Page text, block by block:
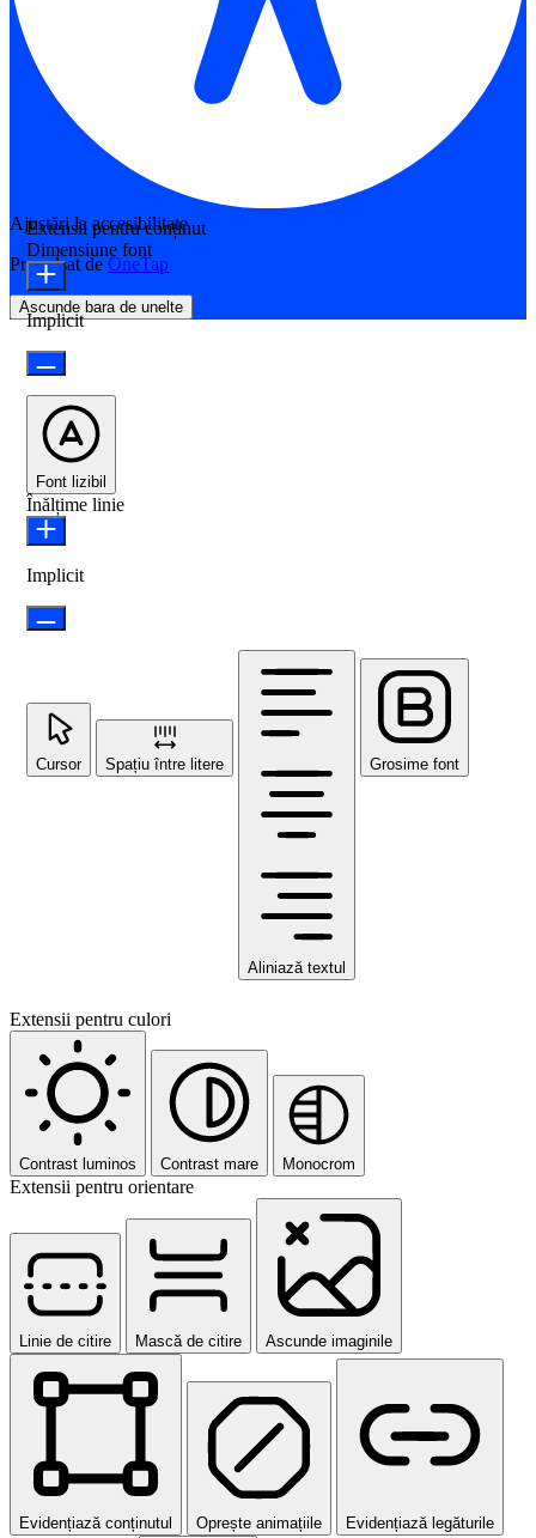
Ajustări la accesibilitate
Propulsat de OneTap
Ascunde bara de unelte
Extensii pentru conținut
Dimensiune font
Implicit
Font lizibil
Înălțime linie
Implicit
Cursor Spațiu între litere
Aliniază textul
Grosime font
Extensii pentru culori
Contrast luminos Contrast mare Monocrom
Extensii pentru orientare
Linie de citire Mască de citire Ascunde imaginile
Evidențiază conținutul Oprește animațiile Evidențiază legăturile